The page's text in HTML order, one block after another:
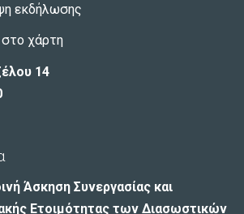
εκδήλωσης
χάρτη
14
Άσκηση Συνεργασίας και
Ετοιμότητας των Διασωστικών